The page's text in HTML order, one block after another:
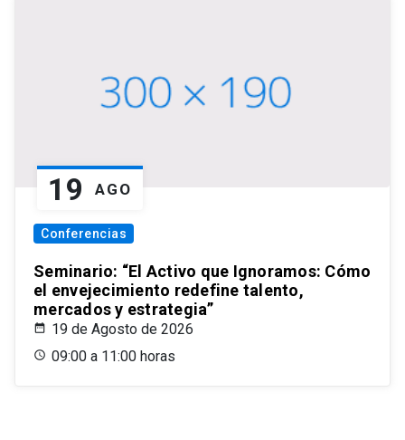
19 AGO
Conferencias
Seminario: “El Activo que Ignoramos: Cómo
el envejecimiento redefine talento,
mercados y estrategia”
19 de Agosto de 2026
09:00 a 11:00 horas